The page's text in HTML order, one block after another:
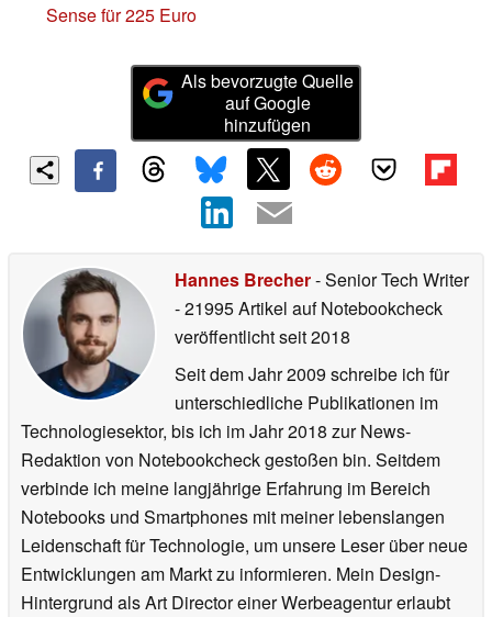
Sense für 225 Euro
Als bevorzugte Quelle
auf Google
hinzufügen
Hannes Brecher- Senior Tech Writer
- 21995 Artikel auf Notebookcheck
veröffentlichtseit 2018
Seit dem Jahr 2009 schreibe ich für
unterschiedliche Publikationen im
Technologiesektor, bis ich im Jahr 2018 zur News-
Redaktion von Notebookcheck gestoßen bin. Seitdem
verbinde ich meine langjährige Erfahrung im Bereich
Notebooks und Smartphones mit meiner lebenslangen
Leidenschaft für Technologie, um unsere Leser über neue
Entwicklungen am Markt zu informieren. Mein Design-
Hintergrund als Art Director einer Werbeagentur erlaubt